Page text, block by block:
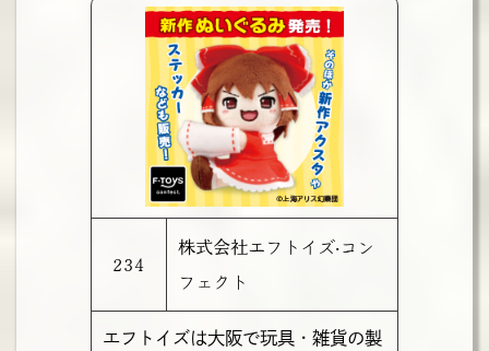
234
株式会社エフトイズ‧コン
フェクト
エフトイズは大阪で玩具・雑貨の製